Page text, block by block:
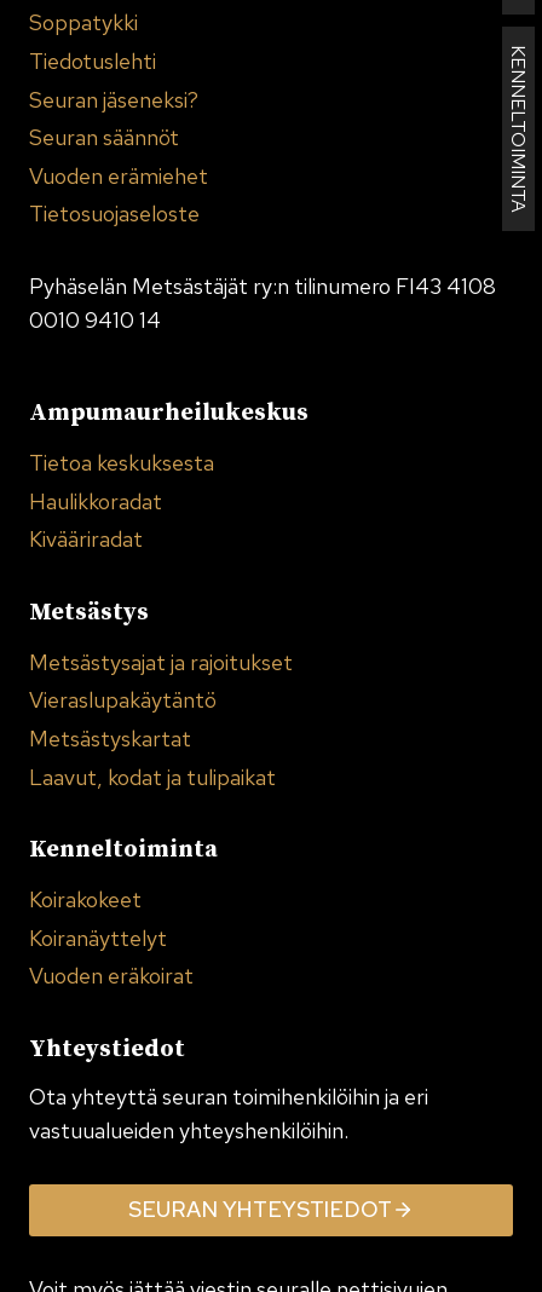
KENNELTOIMINTA
Soppatykki
Tiedotuslehti
Seuran jäseneksi?
Seuran säännöt
Vuoden erämiehet
Tietosuojaseloste
Pyhäselän Metsästäjät ry:n tilinumero FI43 4108
0010 9410 14
Ampumaurheilukeskus
Tietoa keskuksesta
Haulikkoradat
Kivääriradat
Metsästys
Metsästysajat ja rajoitukset
Vieraslupakäytäntö
Metsästyskartat
Laavut, kodat ja tulipaikat
Kenneltoiminta
Koirakokeet
Koiranäyttelyt
Vuoden eräkoirat
Yhteystiedot
Ota yhteyttä seuran toimi­henkilöihin ja eri
vastuualueiden yhteyshenkilöihin.
SEURAN YHTEYSTIEDOT